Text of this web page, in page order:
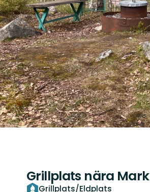
Grillplats nära Mark
Grillplats/Eldplats